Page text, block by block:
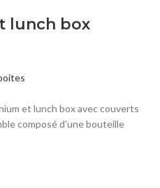
lunch box
et lunch box avec couverts
composé d’une bouteille